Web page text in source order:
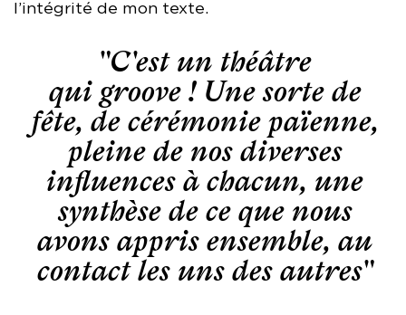
l’intégrité de mon texte.
"C'est un théâtre
qui groove ! Une sorte de
fête, de cérémonie païenne,
pleine de nos diverses
influences à chacun, une
synthèse de ce que nous
avons appris ensemble, au
contact les uns des autres"